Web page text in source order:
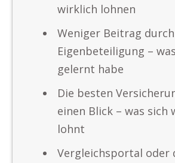
wirklich lohnen
Weniger Beitrag durch
Eigenbeteiligung –
gelernt habe
Die besten
einen Blick – was sich
lohnt
Vergleichsportal oder